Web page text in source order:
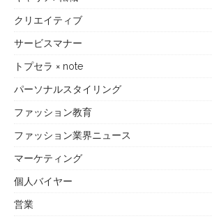
クリエイティブ
サービスマナー
トプセラ × note
パーソナルスタイリング
ファッション教育
ファッション業界ニュース
マーケティング
個人バイヤー
営業